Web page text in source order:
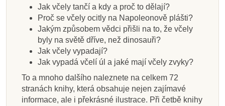
149 Kč
Přidat do košíku
1 477 Kč
Přidat do košíku
149 Kč
Přidat do košíku
139 Kč
Přidat do košíku
129 Kč
Přidat do košíku
119 Kč
Přidat do košíku
199 Kč
Přidat do košíku
155 Kč
Přidat do košíku
Jak včely tančí a kdy a proč to dělají?
Proč se včely ocitly na Napoleonově plášti?
Jakým způsobem vědci přišli na to, že včely
byly na světě dříve, než dinosauři?
Jak včely vypadají?
Jak vypadá včelí úl a jaké mají včely zvyky?
To a mnoho dalšího naleznete na celkem 72
stranách knihy, která obsahuje nejen zajímavé
informace, ale i překrásné ilustrace. Při četbě knihy